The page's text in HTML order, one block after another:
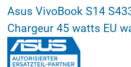
Asus VivoBook S14
Chargeur 45 watts EU